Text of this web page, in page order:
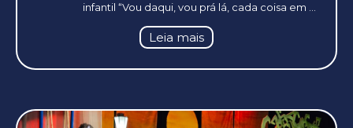
infantil “Vou daqui, vou prá lá, cada coisa em ...
Leia mais